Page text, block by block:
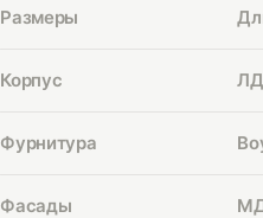
Размеры
Корпус
Фурнитура
Фасады